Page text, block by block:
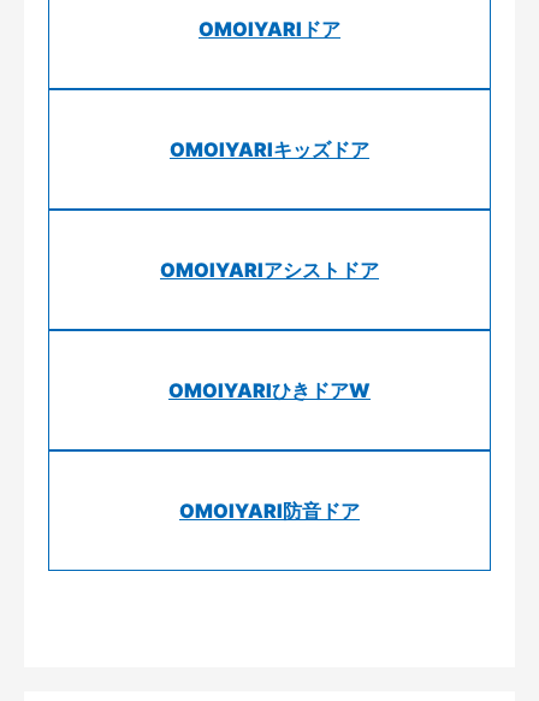
OMOIYARIドア
OMOIYARIキッズドア
OMOIYARIアシストドア
OMOIYARIひきドアW
OMOIYARI防音ドア